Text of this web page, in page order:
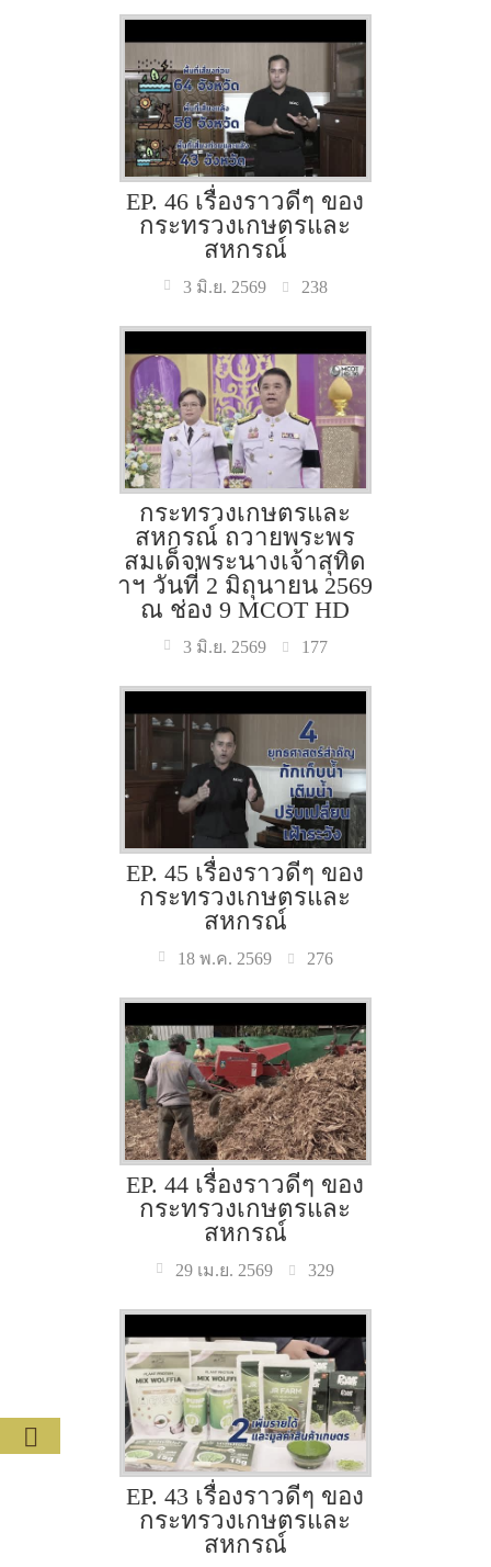
EP. 46 เรื่องราวดีๆ ของ
กระทรวงเกษตรและ
สหกรณ์
3 มิ.ย. 2569 238
กระทรวงเกษตรและ
สหกรณ์ ถวายพระพร
สมเด็จพระนางเจ้าสุทิด
าฯ วันที่ 2 มิถุนายน 2569
ณ ช่อง 9 MCOT HD
3 มิ.ย. 2569 177
EP. 45 เรื่องราวดีๆ ของ
กระทรวงเกษตรและ
สหกรณ์
18 พ.ค. 2569 276
EP. 44 เรื่องราวดีๆ ของ
กระทรวงเกษตรและ
สหกรณ์
29 เม.ย. 2569 329
EP. 43 เรื่องราวดีๆ ของ
กระทรวงเกษตรและ
สหกรณ์